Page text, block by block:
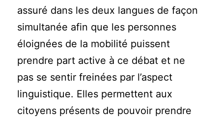
assuré dans les deux langues de façon
simultanée afin que les personnes
éloignées de la mobilité puissent
prendre part active à ce débat et ne
pas se sentir freinées par l’aspect
linguistique. Elles permettent aux
citoyens présents de pouvoir prendre